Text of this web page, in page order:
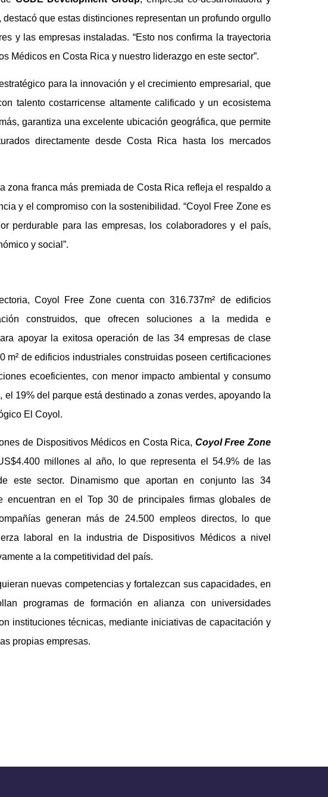
, destacó que estas distinciones representan un profundo orgullo
y las empresas instaladas. “Esto nos confirma la trayectoria
Médicos en Costa Rica y nuestro liderazgo en este sector”.
para la innovación y el crecimiento empresarial, que
talento costarricense altamente calificado y un ecosistema
garantiza una excelente ubicación geográfica, que permite
directamente desde Costa Rica hasta los mercados
zona franca más premiada de Costa Rica refleja el respaldo a
y el compromiso con la sostenibilidad. “Coyol Free Zone es
perdurable para las empresas, los colaboradores y el país,
y social”.
Coyol Free Zone cuenta con 316.737m² de edificios
construidos, que ofrecen soluciones a la medida e
apoyar la exitosa operación de las 34 empresas de clase
m² de edificios industriales construidas poseen certificaciones
ecoeficientes, con menor impacto ambiental y consumo
19% del parque está destinado a zonas verdes, apoyando la
El Coyol.
de Dispositivos Médicos en Costa Rica, Coyol Free Zone
millones al año, lo que representa el 54.9% de las
este sector. Dinamismo que aportan en conjunto las 34
encuentran en el Top 30 de principales firmas globales de
generan más de 24.500 empleos directos, lo que
laboral en la industria de Dispositivos Médicos a nivel
a la competitividad del país.
nuevas competencias y fortalezcan sus capacidades, en
programas de formación en alianza con universidades
instituciones técnicas, mediante iniciativas de capacitación y
propias empresas.